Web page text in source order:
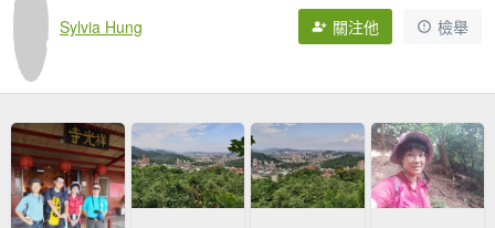
Sylvia Hung 關注他 檢舉